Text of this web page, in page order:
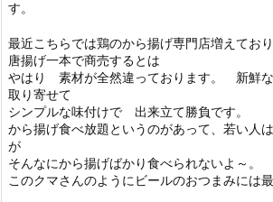
す。
最近こちらでは鶏のから揚げ専門店増えてお
唐揚げ一本で商売するとは
やはり 素材が全然違っております。 新鮮な
取り寄せて
シンプルな味付けで 出来立て勝負です。
から揚げ食べ放題というのがあって、若い人
が
そんなにから揚げばかり食べられないよ～。
このクマさんのようにビールのおつまみには最